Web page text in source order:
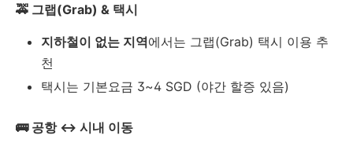
🚕 그랩(Grab) & 택시
지하철이 없는 지역에서는 그랩(Grab) 택시 이용 추
천
택시는 기본요금 3~4 SGD (야간 할증 있음)
🚌 공항 ↔ 시내 이동